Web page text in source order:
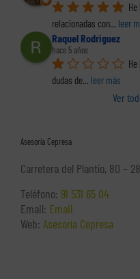
relacionadas con... leer
Raquel Rodriguez
hace 5 años
dudas de... leer más
Ver
Asesoría Cepresa
Carretera del Plantío, 80 –
Teléfono: 91 531 65 04
Email: Email
Web: Asesoría Cepresa